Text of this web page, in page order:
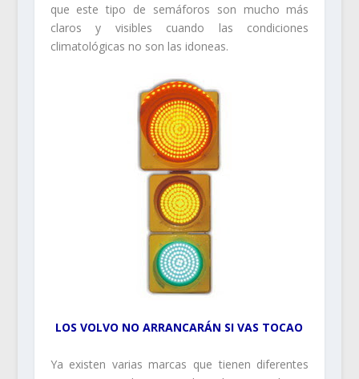
que este tipo de semáforos son mucho más
claros y visibles cuando las condiciones
climatológicas no son las idoneas.
LOS VOLVO NO ARRANCARÁN SI VAS TOCAO
Ya existen varias marcas que tienen diferentes